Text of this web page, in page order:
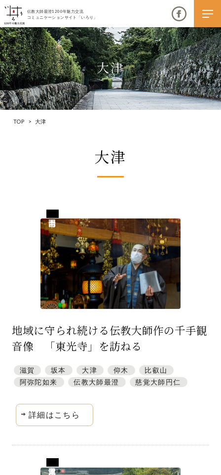
伝教大師最澄1200年魅力交流
コミュニケーションサイト「いろり」
伝教大師最澄1200年魅力交流
いろりとは
大学コラボプロジェクト
いろり端
特集「一隅を照らす」
探訪「1200年の魅力交流」
日本文化を探る
プレスアーカイブ
サイトポリシー
大津
TOP > 大津
大津
地域に守られ続ける伝教大師作の千手観
音像 「東光寺」を訪ねる
滋賀 坂本 大津 仰木
比叡山
阿弥陀如来
伝教大師最澄 慈覚大師円仁
詳細はこちら